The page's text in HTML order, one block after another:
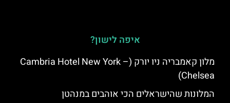
איפה לישון?
מלון קאמבריה ניו יורק (Cambria Hotel New York –
Chelsea)
המלונות שהישראלים הכי אוהבים במנהטן